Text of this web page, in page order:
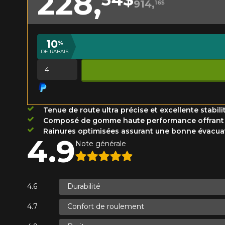
Tenue de route ultra précise et excellente
Composé de gomme haute performance
Rainures optimisées assurant une bonne
914,16$
10%
DE RABAIS
4.9 Note générale
Durabilité
Confort de roulement
Année
Note
1
2 3 4 5
Commentaire
Envoyer
*Attention cette dimension
véhicule directement avant de